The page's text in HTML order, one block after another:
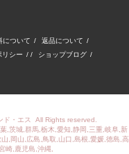
について / 返品について /
リシー / / ショップブログ /
ド・エス
All Rights reserved.
,茨城,群馬,栃木,愛知,静岡,三重,岐阜,新
,岡山,広島,鳥取,山口,島根,愛媛,徳島,高
崎,鹿児島,沖縄,